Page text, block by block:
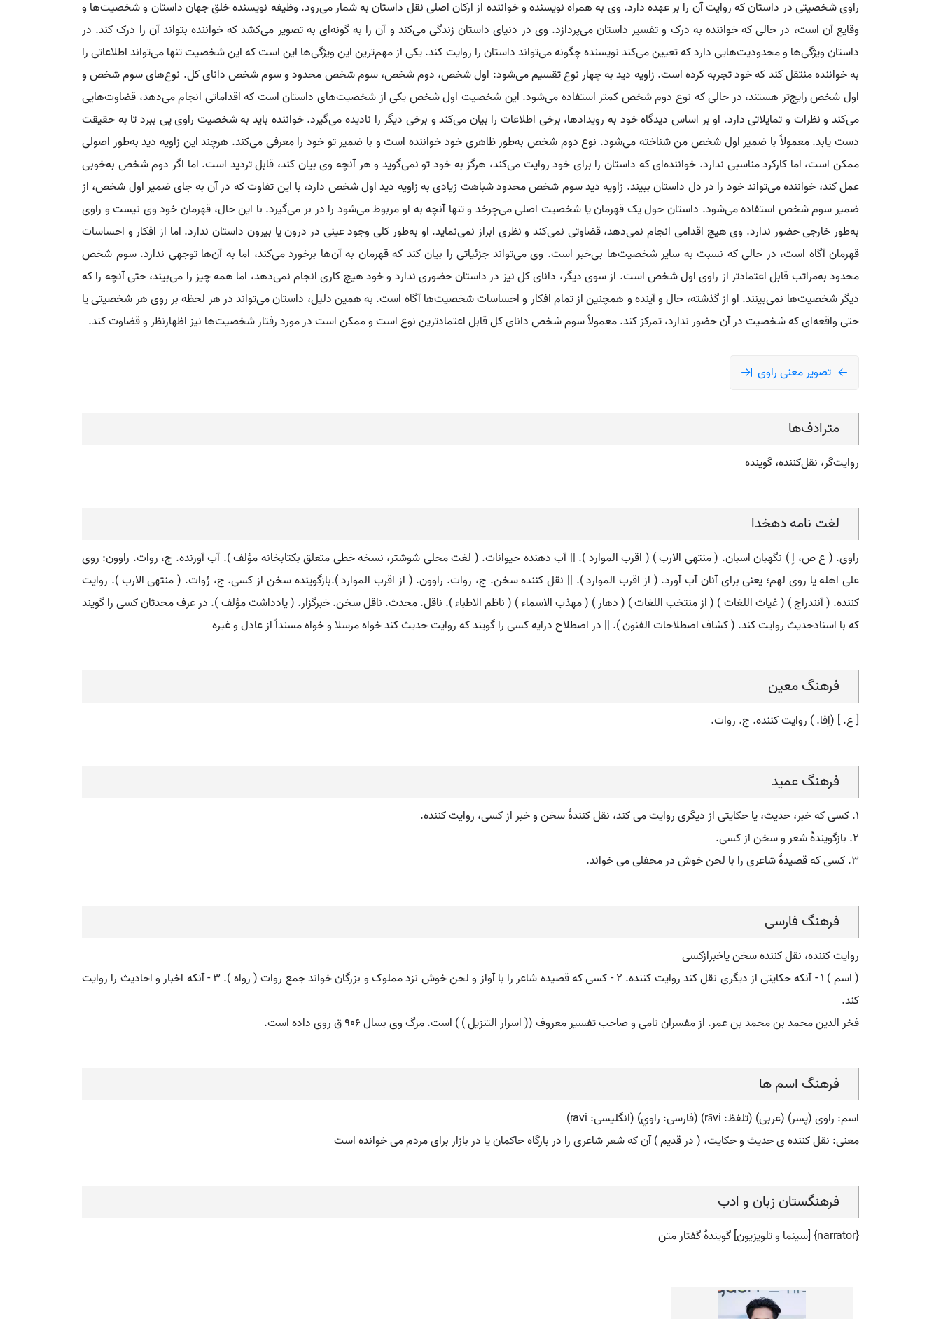
راوی شخصیتی در داستان که روایت آن را بر عهده دارد. وی به همراه نویسنده و خواننده از ارکان اصلی نقل داستان به شمار می‌رود. وظیفه نویسنده خلق جهان داستان و شخصیت‌ها و
وقایع آن است، در حالی که خواننده به درک و تفسیر داستان می‌پردازد. وی در دنیای داستان زندگی می‌کند و آن را به گونه‌ای به تصویر می‌کشد که خواننده بتواند آن را درک کند. در
داستان ویژگی‌ها و محدودیت‌هایی دارد که تعیین می‌کند نویسنده چگونه می‌تواند داستان را روایت کند. یکی از مهم‌ترین این ویژگی‌ها این است که این شخصیت تنها می‌تواند اطلاعاتی را
به خواننده منتقل کند که خود تجربه کرده است. زاویه دید به چهار نوع تقسیم می‌شود: اول شخص، دوم شخص، سوم شخص محدود و سوم شخص دانای کل. نوع‌های سوم شخص و
اول شخص رایج‌تر هستند، در حالی که نوع دوم شخص کمتر استفاده می‌شود. این شخصیت اول شخص یکی از شخصیت‌های داستان است که اقداماتی انجام می‌دهد، قضاوت‌هایی
می‌کند و نظرات و تمایلاتی دارد. او بر اساس دیدگاه خود به رویدادها، برخی اطلاعات را بیان می‌کند و برخی دیگر را نادیده می‌گیرد. خواننده باید به شخصیت راوی پی ببرد تا به حقیقت
دست یابد. معمولاً با ضمیر اول شخص من شناخته می‌شود. نوع دوم شخص به‌طور ظاهری خود خواننده است و با ضمیر تو خود را معرفی می‌کند. هرچند این زاویه دید به‌طور اصولی
ممکن است، اما کارکرد مناسبی ندارد. خواننده‌ای که داستان را برای خود روایت می‌کند، هرگز به خود تو نمی‌گوید و هر آنچه وی بیان کند، قابل تردید است. اما اگر دوم شخص به‌خوبی
عمل کند، خواننده می‌تواند خود را در دل داستان ببیند. زاویه دید سوم شخص محدود شباهت زیادی به زاویه دید اول شخص دارد، با این تفاوت که در آن به جای ضمیر اول شخص، از
ضمیر سوم شخص استفاده می‌شود. داستان حول یک قهرمان یا شخصیت اصلی می‌چرخد و تنها آنچه به او مربوط می‌شود را در بر می‌گیرد. با این حال، قهرمان خود وی نیست و راوی
به‌طور خارجی حضور ندارد. وی هیچ اقدامی انجام نمی‌دهد، قضاوتی نمی‌کند و نظری ابراز نمی‌نماید. او به‌طور کلی وجود عینی در درون یا بیرون داستان ندارد. اما از افکار و احساسات
قهرمان آگاه است، در حالی که نسبت به سایر شخصیت‌ها بی‌خبر است. وی می‌تواند جزئیاتی را بیان کند که قهرمان به آن‌ها برخورد می‌کند، اما به آن‌ها توجهی ندارد. سوم شخص
محدود به‌مراتب قابل اعتمادتر از راوی اول شخص است. از سوی دیگر، دانای کل نیز در داستان حضوری ندارد و خود هیچ کاری انجام نمی‌دهد، اما همه چیز را می‌بیند، حتی آنچه را که
دیگر شخصیت‌ها نمی‌بینند. او از گذشته، حال و آینده و همچنین از تمام افکار و احساسات شخصیت‌ها آگاه است. به همین دلیل، داستان می‌تواند در هر لحظه بر روی هر شخصیتی یا
حتی واقعه‌ای که شخصیت در آن حضور ندارد، تمرکز کند. معمولاً سوم شخص دانای کل قابل اعتمادترین نوع است و ممکن است در مورد رفتار شخصیت‌ها نیز اظهارنظر و قضاوت کند.
تصویر معنی راوی
مترادف‌ها
روایت‌گر، نقل‌کننده، گوینده
لغت نامه دهخدا
راوی. ( ع ص، اِ ) نگهبان اسبان. ( منتهی الارب ) ( اقرب الموارد ). || آب دهنده حیوانات. ( لغت محلی شوشتر، نسخه خطی متعلق بکتابخانه مؤلف ). آب آورنده. ج، روات. راوون: روی
علی اهله یا روی لهم؛ یعنی برای آنان آب آورد. ( از اقرب الموارد ). || نقل کننده سخن. ج، روات. راوون. ( از اقرب الموارد ).بازگوینده سخن از کسی. ج، رُوات. ( منتهی الارب ). روایت
کننده. ( آنندراج ) ( غیاث اللغات ) ( از منتخب اللغات ) ( دهار ) ( مهذب الاسماء ) ( ناظم الاطباء ). ناقل. محدث. ناقل سخن. خبرگزار. ( یادداشت مؤلف ). در عرف محدثان کسی را گویند
که با اسنادحدیث روایت کند. ( کشاف اصطلاحات الفنون ). || در اصطلاح درایه کسی را گویند که روایت حدیث کند خواه مرسلا و خواه مسنداً از عادل و غیره
فرهنگ معین
[ ع. ] (اِفا. ) روایت کننده. ج. روات.
فرهنگ عمید
۱. کسی که خبر، حدیث، یا حکایتی از دیگری روایت می کند، نقل کنندۀ سخن و خبر از کسی، روایت کننده.
۲. بازگویندۀ شعر و سخن از کسی.
۳. کسی که قصیدۀ شاعری را با لحن خوش در محفلی می خواند.
فرهنگ فارسی
روایت کننده، نقل کننده سخن یاخبرازکسی
( اسم ) ۱ - آنکه حکایتی از دیگری نقل کند روایت کننده. ۲ - کسی که قصیده شاعر را با آواز و لحن خوش نزد مملوک و بزرگان خواند جمع روات ( رواه ). ۳ - آنکه اخبار و احادیث را روایت
کند.
فخر الدین محمد بن محمد بن عمر. از مفسران نامی و صاحب تفسیر معروف (( اسرار التنزیل ) ) است. مرگ وی بسال ۹٠۶ ق روی داده است.
فرهنگ اسم ها
اسم: راوی (پسر) (عربی) (تلفظ: rāvi) (فارسی: راوي) (انگلیسی: ravi)
معنی: نقل کننده ی حدیث و حکایت، ( در قدیم ) آن که شعر شاعری را در بارگاه حاکمان یا در بازار برای مردم می خوانده است
فرهنگستان زبان و ادب
{narrator} [سینما و تلویزیون] گویندۀ گفتار متن